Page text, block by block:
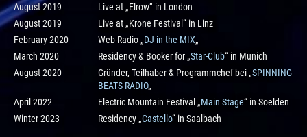
August 2019
Live at „Elrow“ in London
August 2019
Live at „Krone Festival“ in Linz
February 2020
Web-Radio „DJ in the MIX„
March 2020
Residency & Booker for „Star-Club“ in Munich
August 2020
Gründer, Teilhaber & Programmchef bei „SPINNING
BEATS RADIO„
April 2022
Electric Mountain Festival „Main Stage“ in Soelden
Winter 2023
Residency „Castello“ in Saalbach